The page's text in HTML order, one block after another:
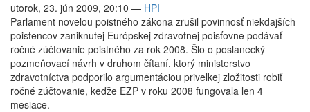
utorok, 23. jún 2009, 20:10 — HPI
Parlament novelou poistného zákona zrušil povinnosť niekdajších
poistencov zaniknutej Európskej zdravotnej poisťovne podávať
ročné zúčtovanie poistného za rok 2008. Šlo o poslanecký
pozmeňovací návrh v druhom čítaní, ktorý ministerstvo
zdravotníctva podporilo argumentáciou priveľkej zložitosti robiť
ročné zúčtovanie, keďže EZP v roku 2008 fungovala len 4
mesiace.